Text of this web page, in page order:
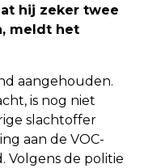
hij zeker twee
meldt het
aangehouden.
is nog niet
slachtoffer
aan de VOC-
Volgens de politie